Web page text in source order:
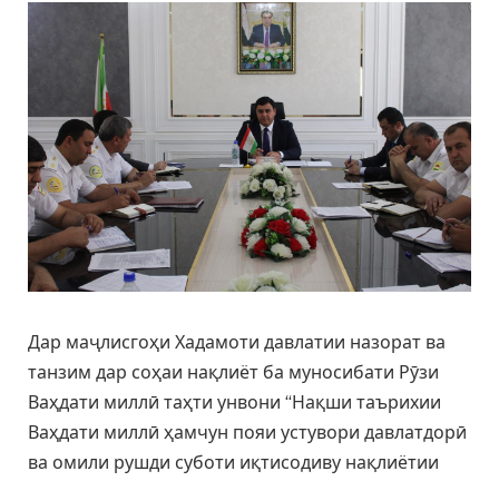
Дар маҷлисгоҳи Хадамоти давлатии назорат ва
танзим дар соҳаи нақлиёт ба муносибати Рӯзи
Ваҳдати миллӣ таҳти унвони “Нақши таърихии
Ваҳдати миллӣ ҳамчун пояи устувори давлатдорӣ
ва омили рушди суботи иқтисодиву нақлиётии